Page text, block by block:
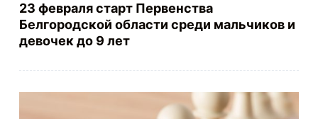
23 февраля старт Первенства
Белгородской области среди мальчиков и
девочек до 9 лет